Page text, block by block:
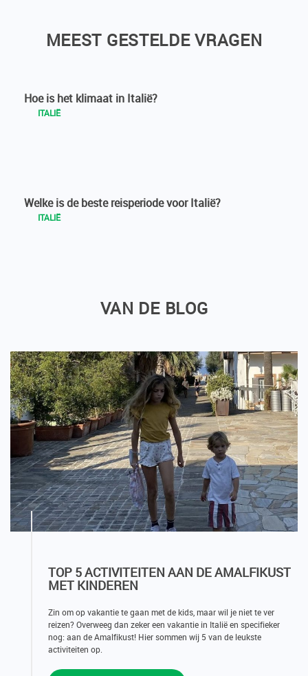
MEEST GESTELDE VRAGEN
Hoe is het klimaat in Italië?
ITALIË
Welke is de beste reisperiode voor Italië?
ITALIË
VAN DE BLOG
TOP 5 ACTIVITEITEN AAN DE AMALFIKUST
MET KINDEREN
Zin om op vakantie te gaan met de kids, maar wil je niet te ver
reizen? Overweeg dan zeker een vakantie in Italië en specifieker
nog: aan de Amalfikust! Hier sommen wij 5 van de leukste
activiteiten op.